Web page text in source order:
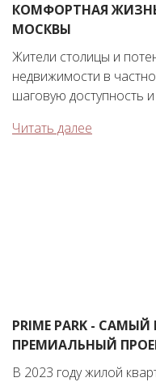
КОМФОРТНАЯ
МОСКВЫ
Жители столицы и
недвижимости в
шаговую доступность
Читать далее
PRIME PARK -
ПРЕМИАЛЬНЫЙ
В 2023 году жилой